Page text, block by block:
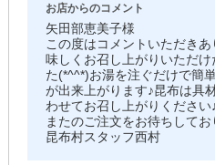
お店からのコメント
矢田部恵美子様
この度はコメントいただき
味しくお召し上がりいただ
た(*^^*)お湯を注ぐだけで簡
が出来上がります♪昆布は具
わせてお召し上がりください
またのご注文をお待ちしてお
昆布村スタッフ西村